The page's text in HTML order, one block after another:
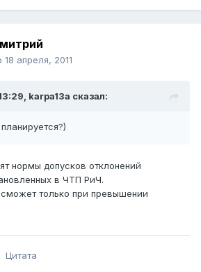
18 апреля, 2011
karpa13a сказал:
нормы допусков отклонений
в ЧТП РиЧ.
только при превышении
Цитата